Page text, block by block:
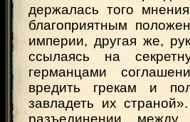
держалась того
благоприятным
империи, другая же,
ссылаясь на
германцами
вредить грекам и
завладеть их
разъединении